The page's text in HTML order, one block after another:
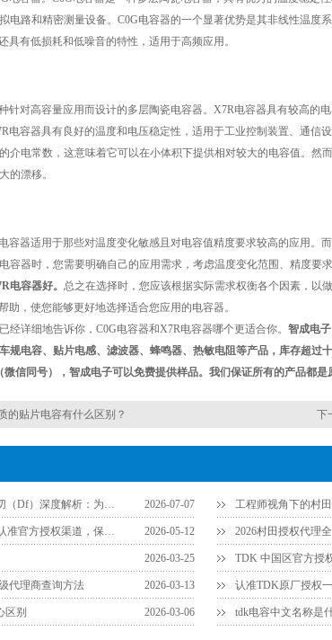
电路和精密测量设备。C0G电容器的一个显著优势是其非线性温度
具有低损耗和低噪音的特性，适用于高频应用。
针对高容量应用而设计的多层陶瓷电容器。X7R电容器具有较高的
电容器具有良好的温度和电压稳定性，适用于工业控制装置、通信
介电常数，这意味着它可以在小体积下提供相对较大的电容值。然
的漂移。
容器适用于那些对温度变化敏感且对电容值精度要求较高的应用。
容器时，您需要明确自己的应用需求，考虑温度变化范围、精度要
电容器好。 总之在选择时，您应该根据实际需求权衡各个因素，以
助，使您能够更好地选择适合您应用的电容器。
经详细地告诉你，C0G电容器和X7R电容器哪个更适合你。 智成电
规电容、贴片电感、滤波器、蜂鸣器、热敏电阻等产品，库存超过
微信同号），智成电子可以免费提供样品。我们保证所有的产品都是
的贴片电容有什么区别？ 下
村田贴片电容损耗角正切（Df）深度解析：为什么说它是衡量品质的关键参数？ 2026-07-07
TDK正式代理怎么选？认准官方授权渠道，保障供应链安全 2026-05-12 2026村田授权代理
2026-03-25 TDK 中国区官方授
代理商查询方法 2026-03-13
区别 2026-03-06 tdk电容中文名称是